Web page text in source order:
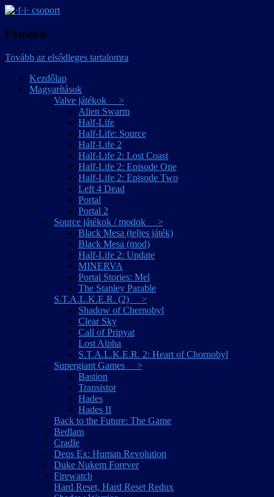
·f·i· csoport
Főmenü
Tovább az elsődleges tartalomra
Kezdőlap
Magyarítások
Valve játékok >
Alien Swarm
Half-Life
Half-Life: Source
Half-Life 2
Half-Life 2: Lost Coast
Half-Life 2: Episode One
Half-Life 2: Episode Two
Left 4 Dead
Portal
Portal 2
Source játékok / modok >
Black Mesa (teljes játék)
Black Mesa (mod)
Half-Life 2: Update
MINERVA
Portal Stories: Mel
The Stanley Parable
S.T.A.L.K.E.R. (2) >
Shadow of Chernobyl
Clear Sky
Call of Pripyat
Lost Alpha
S.T.A.L.K.E.R. 2: Heart of Chornobyl
Supergiant Games >
Bastion
Transistor
Hades
Hades II
Back to the Future: The Game
Bedlam
Cradle
Deus Ex: Human Revolution
Duke Nukem Forever
Firewatch
Hard Reset, Hard Reset Redux